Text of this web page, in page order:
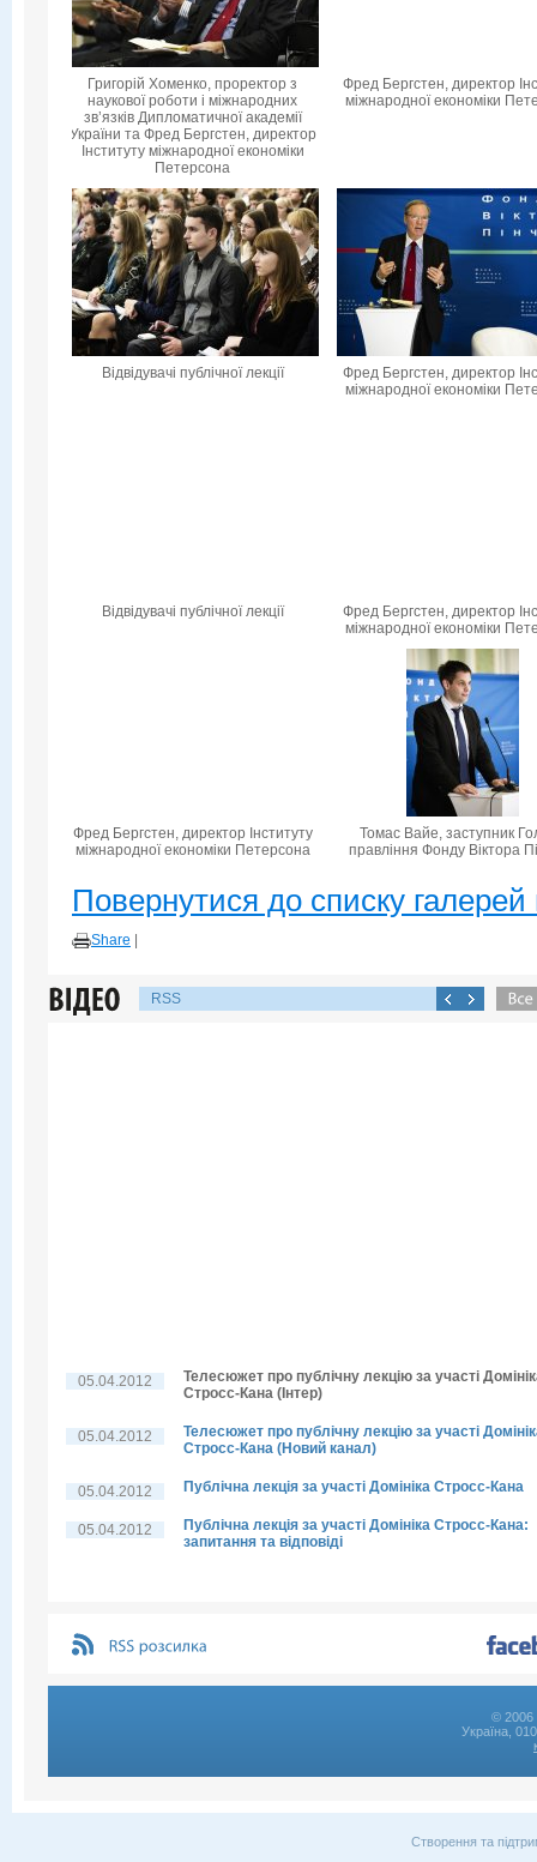
Григорій Хоменко, проректор з
наукової роботи і міжнародних
зв’язків Дипломатичної академії
України та Фред Бергстен, директор
Інституту міжнародної економіки
Петерсона
Фред Бергстен, директор
міжнародної економіки
Відвідувачі публічної лекції
Фред Бергстен, директор
міжнародної економіки
Відвідувачі публічної лекції
Фред Бергстен, директор
міжнародної економіки
Фред Бергстен, директор Інституту
міжнародної економіки Петерсона
Томас Вайе, заступник
правління Фонду Віктора
Повернутися до списку галерей
Share
RSS
05.04.2012
Телесюжет про публічну лекцію за участі
Стросс-Кана (Інтер)
05.04.2012
Телесюжет про публічну лекцію за участі
Стросс-Кана (Новий канал)
05.04.2012 Публічна лекція за участі Домініка Стросс-Кана
05.04.2012
Публічна лекція за участі Домініка Стросс-Кана:
запитання та відповіді
© 2006
Україна,
Створення та